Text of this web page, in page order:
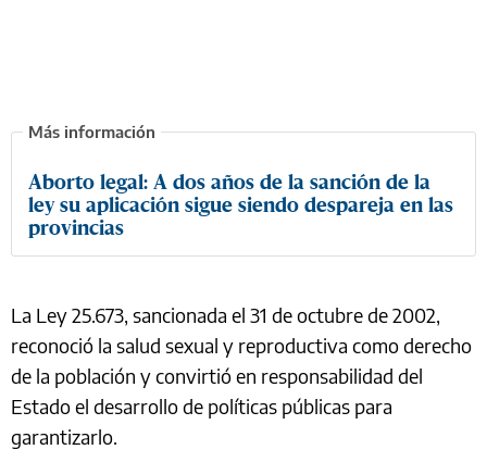
Aborto legal: A dos años de la sanción de la
ley su aplicación sigue siendo despareja en las
provincias
La Ley 25.673, sancionada el 31 de octubre de 2002,
reconoció la salud sexual y reproductiva como derecho
de la población y convirtió en responsabilidad del
Estado el desarrollo de políticas públicas para
garantizarlo.